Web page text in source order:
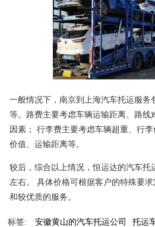
一般情况下，南京到上海汽车托运服务
等。路费主要考虑车辆运输距离、路线
因素； 行李费主要考虑车辆超重、行
价值、运输距离等。
较后，综合以上情况，恒运达的汽车
左右。 具体价格可根据客户的特殊要
和较优质的服务。
标签: 安徽黄山的汽车托运公司 托运